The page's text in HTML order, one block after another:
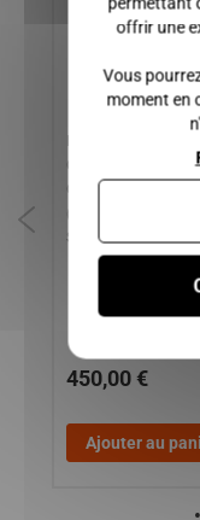
CITY CROSSLINE
CROSSOVER COUPE
(GAMME VISION,
SENSATION,
450,00 €
Ajouter au
offrir une
Vous
moment en